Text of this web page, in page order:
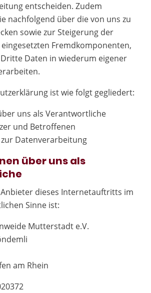
entscheiden. Zudem
nachfolgend über die von uns zu
sowie zur Steigerung der
Fremdkomponenten,
Daten in wiederum eigener
ist wie folgt gegliedert:
uns als Verantwortliche
und Betroffenen
Datenverarbeitung
über uns als
dieses Internetauftritts im
Sinne ist:
Mutterstadt e.V.
am Rhein